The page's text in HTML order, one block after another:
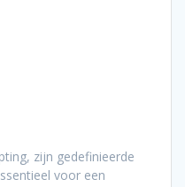
zijn gedefinieerde
voor een